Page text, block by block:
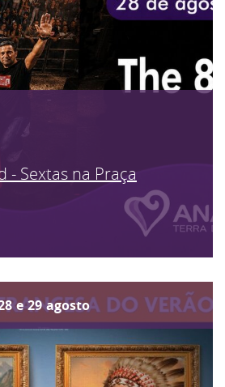
- Sextas na Praça
e 29 agosto